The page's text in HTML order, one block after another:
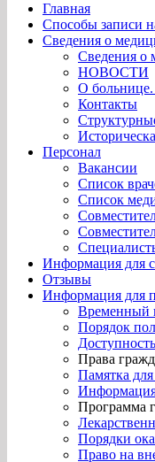
Главная
Способы записи
Сведения о
Сведения о
НОВОСТИ
О
Контакты
Персонал
Вакансии
Список
Список
Информация для
Отзывы
Информация для
Временный
Порядок
Права
Памятка
Информация
Программа
Порядки
Право на